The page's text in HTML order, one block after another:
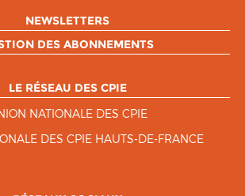
NEWSLETTERS
DES ABONNEMENTS
LE RÉSEAU DES CPIE
NATIONALE DES CPIE
DES CPIE HAUTS-DE-FRANCE